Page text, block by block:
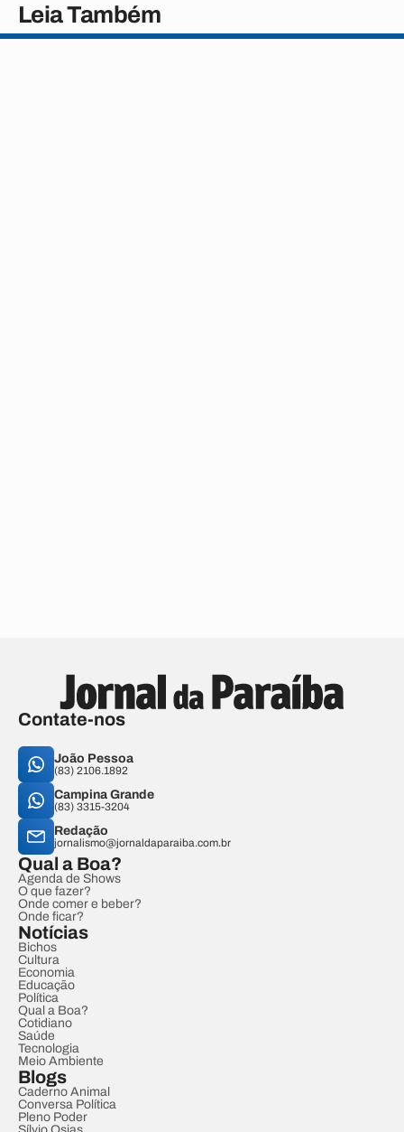
Leia Também
Contate-nos
João Pessoa
(83) 2106.1892
Campina Grande
(83) 3315-3204
Redação
jornalismo@jornaldaparaiba.com.br
Qual a Boa?
Agenda de Shows
O que fazer?
Onde comer e beber?
Onde ficar?
Notícias
Bichos
Cultura
Economia
Educação
Política
Qual a Boa?
Cotidiano
Saúde
Tecnologia
Meio Ambiente
Blogs
Caderno Animal
Conversa Política
Pleno Poder